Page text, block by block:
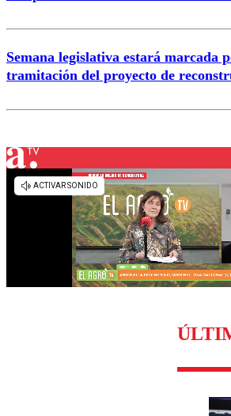
Semana legislativa estará marcada
tramitación del proyecto de